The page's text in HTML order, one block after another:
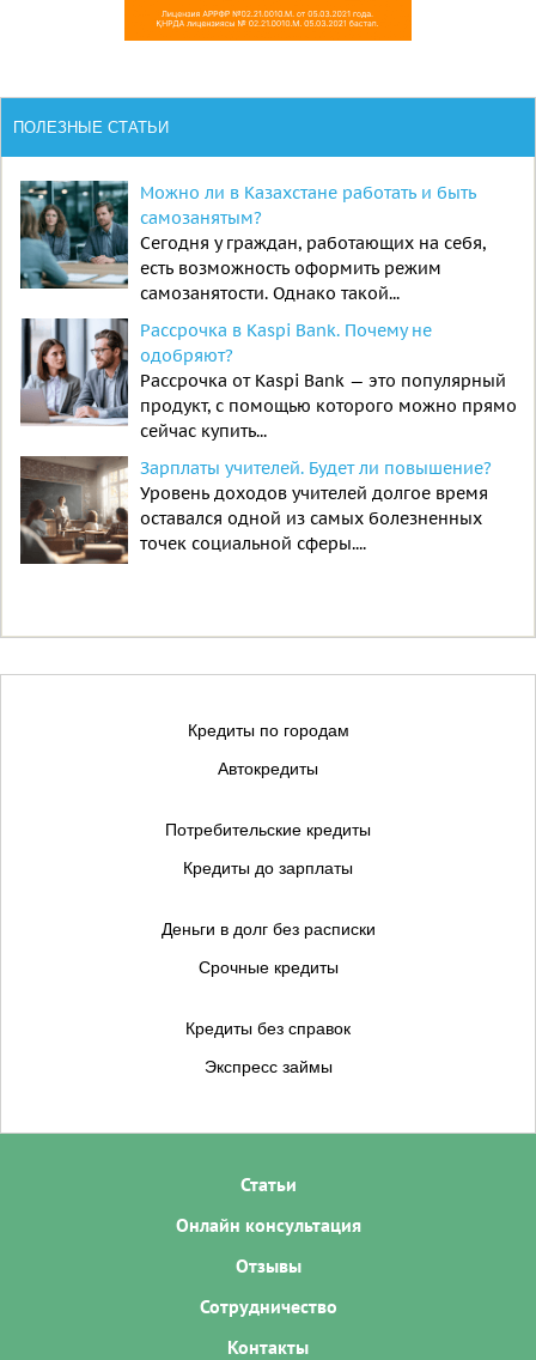
ПОЛЕЗНЫЕ СТАТЬИ
Можно ли в Казахстане работать и быть
самозанятым?
Сегодня у граждан, работающих на себя,
есть возможность оформить режим
самозанятости. Однако такой...
Рассрочка в Kaspi Bank. Почему не
одобряют?
Рассрочка от Kaspi Bank — это популярный
продукт, с помощью которого можно прямо
сейчас купить...
Зарплаты учителей. Будет ли повышение?
Уровень доходов учителей долгое время
оставался одной из самых болезненных
точек социальной сферы....
Кредиты по городам
Автокредиты
Потребительские кредиты
Кредиты до зарплаты
Деньги в долг без расписки
Срочные кредиты
Кредиты без справок
Экспресс займы
Статьи
Онлайн консультация
Отзывы
Сотрудничество
Контакты